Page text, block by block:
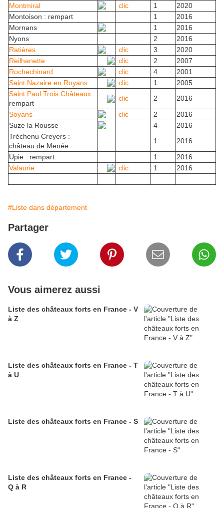
Montmiral
clic 1
2020
Montoison : rempart
1
2016
Mornans
1
2016
Nyons
2
2016
Ratières
clic 3
2020
Reilhanette
clic 2
2007
Rochechinard
clic 4
2001
Saint Nazaire en Royans
clic 1
2005
Saint Paul Trois Châteaux :
rempart
clic 2
2016
Soyans
clic 2
2016
Suze la Rousse
4
2016
Tréchenu Creyers :
château de Menée
1
2016
Upie : rempart
1
2016
Valaurie
clic 1 2016
#Liste dans département
Partager
Vous aimerez aussi
Liste des châteaux forts en France - V
à Z
Liste des châteaux forts en France - T
à U
Liste des châteaux forts en France - S
Liste des châteaux forts en France -
Q à R